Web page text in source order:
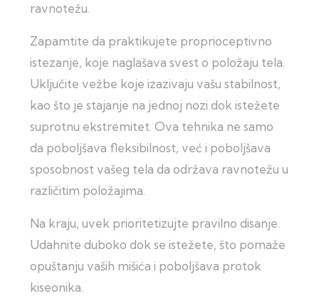
ravnotežu.
Zapamtite da praktikujete proprioceptivno
istezanje, koje naglašava svest o položaju tela.
Uključite vežbe koje izazivaju vašu stabilnost,
kao što je stajanje na jednoj nozi dok istežete
suprotnu ekstremitet. Ova tehnika ne samo
da poboljšava fleksibilnost, već i poboljšava
sposobnost vašeg tela da održava ravnotežu u
različitim položajima.
Na kraju, uvek prioritetizujte pravilno disanje.
Udahnite duboko dok se istežete, što pomaže
opuštanju vaših mišića i poboljšava protok
kiseonika.